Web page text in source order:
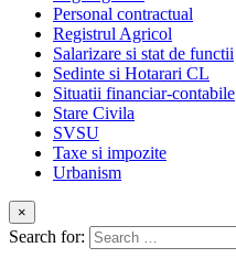
Personal contractual
Registrul Agricol
Salarizare si stat de functii
Sedinte si Hotarari CL
Situatii financiar-contabile
Stare Civila
SVSU
Taxe si impozite
Urbanism
×
Search for: